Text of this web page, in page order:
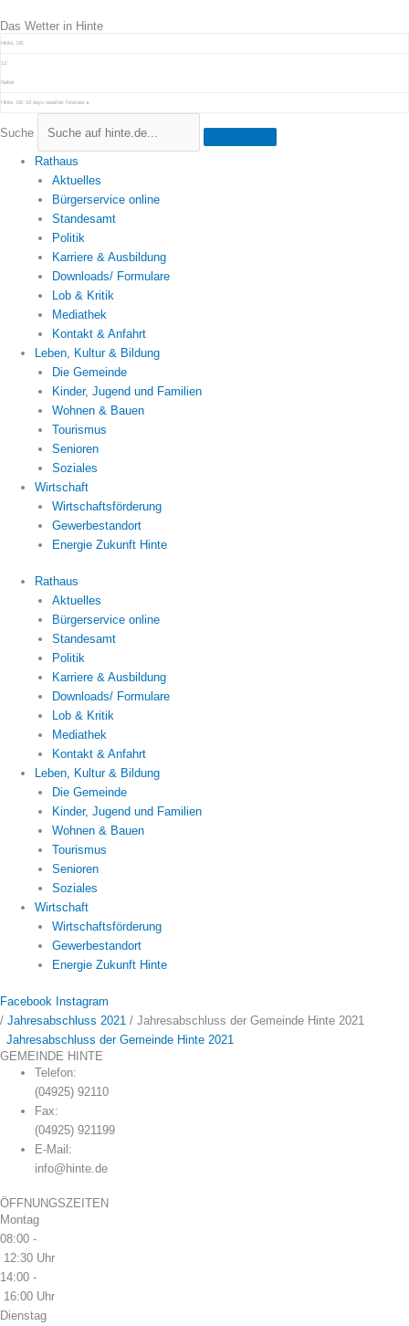
Inhalt
springen
Das Wetter in Hinte
Hinte, DE
11°
Nebel
Hinte, DE 10 days weather forecast ▸
Suche
Rathaus
Aktuelles
Bürgerservice online
Standesamt
Politik
Karriere & Ausbildung
Downloads/ Formulare
Lob & Kritik
Mediathek
Kontakt & Anfahrt
Leben, Kultur & Bildung
Die Gemeinde
Kinder, Jugend und Familien
Wohnen & Bauen
Tourismus
Senioren
Soziales
Wirtschaft
Wirtschaftsförderung
Gewerbestandort
Energie Zukunft Hinte
Rathaus
Aktuelles
Bürgerservice online
Standesamt
Politik
Karriere & Ausbildung
Downloads/ Formulare
Lob & Kritik
Mediathek
Kontakt & Anfahrt
Leben, Kultur & Bildung
Die Gemeinde
Kinder, Jugend und Familien
Wohnen & Bauen
Tourismus
Senioren
Soziales
Wirtschaft
Wirtschaftsförderung
Gewerbestandort
Energie Zukunft Hinte
Facebook Instagram
/ Jahresabschluss 2021 / Jahresabschluss der Gemeinde Hinte 2021
Jahresabschluss der Gemeinde Hinte 2021
GEMEINDE HINTE
Telefon:
(04925) 92110
Fax:
(04925) 921199
E-Mail:
info@hinte.de
ÖFFNUNGSZEITEN
Montag
08:00 -
12:30 Uhr
14:00 -
16:00 Uhr
Dienstag